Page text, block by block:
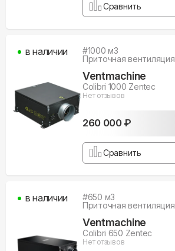
Сравнить
#1000 м3
Приточная вентиляция
Ventmachine
Colibri 1000 Zentec
Нет отзывов
260 000 ₽
в наличии
Сравнить
#650 м3
Приточная вентиляция
Ventmachine
Colibri 650 Zentec
Нет отзывов
в наличии